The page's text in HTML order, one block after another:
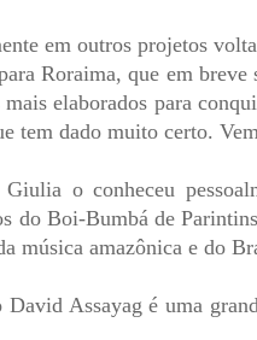
em outros projetos
Roraima, que em
elaborados para
tem dado muito certo.
o conheceu
do Boi-Bumbá de
música amazônica e do
Assayag é uma